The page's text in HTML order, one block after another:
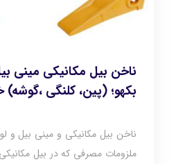
ناخن بیل مکانیکی مینی
بکهو؛ (پین، کلنگی
ناخن بیل مکانیکی و مینی بیل و
ملزومات مصرفی که در بیل